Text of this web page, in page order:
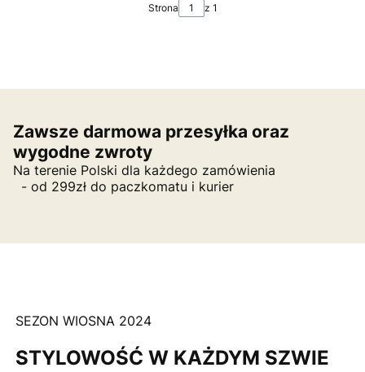
Strona z 1
Zawsze darmowa przesyłka oraz
wygodne zwroty
Na terenie Polski dla każdego zamówienia
- od 299zł do paczkomatu i kurier
SEZON WIOSNA 2024
STYLOWOŚĆ W KAŻDYM SZWIE